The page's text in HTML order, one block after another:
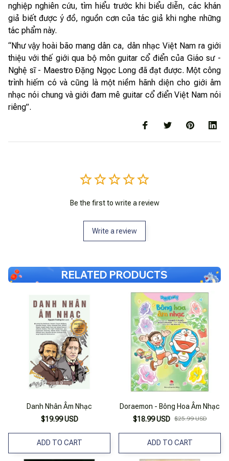
nghiệp nghiên cứu, tìm hiểu trước khi biểu diễn, các khán
giả biết được ý đồ, nguồn cơn của tác giả khi nghe những
tác phẩm này.
“Như vậy hoài bão mang dân ca, dân nhạc Việt Nam ra giới
thiệu với thế giới qua bộ môn guitar cổ điển của Giáo sư -
Nghệ sĩ - Maestro Đặng Ngọc Long đã đạt được. Một công
trình hiếm có và cũng là một niềm hãnh diện cho giới âm
nhạc nói chung và giới đam mê guitar cổ điển Việt Nam nói
riêng”.
Be the first to write a review
Write a review
RELATED PRODUCTS
Danh Nhân Âm Nhạc
$19.99 USD
ADD TO CART
Doraemon - Bông Hoa Âm Nhạc
$18.99 USD $25.99 USD
ADD TO CART